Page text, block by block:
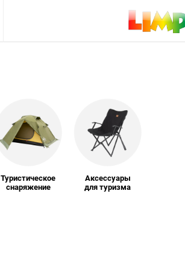
Туристическое
снаряжение
Аксессуары
для туризма